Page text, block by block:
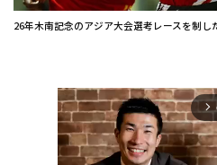
26年木南記念のアジア大会選考レースを制し
arrow_forward_ios